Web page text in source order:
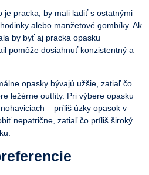
je pracka, by mali ladiť s ostatnými
alebo manžetové gombíky. Ak
by byť aj pracka opasku
pomôže dosiahnuť konzistentný a
opasky bývajú užšie, zatiaľ čo
ležérne outfity. Pri výbere opasku
– príliš úzky opasok v
nepatrične, zatiaľ čo príliš široký